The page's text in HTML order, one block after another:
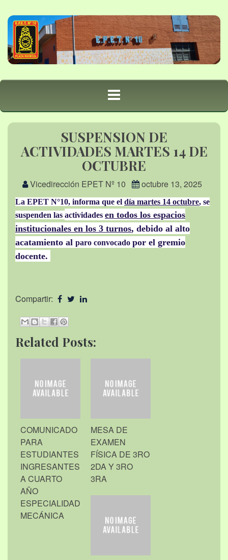
SUSPENSION DE
ACTIVIDADES MARTES 14 DE
OCTUBRE
Vicedirección EPET Nº 10 octubre 13, 2025
La EPET N°10, informa que el día martes 14 octubre, se
suspenden las actividades en todos los espacios
institucionales en los 3 turnos, debido al alto
acatamiento al paro convocado por el gremio
docente.
Compartir:
Related Posts:
COMUNICADO
PARA
ESTUDIANTES
INGRESANTES
A CUARTO
AÑO
ESPECIALIDAD
MECÁNICA
MESA DE
EXAMEN
FÍSICA DE 3RO
2DA Y 3RO
3RA